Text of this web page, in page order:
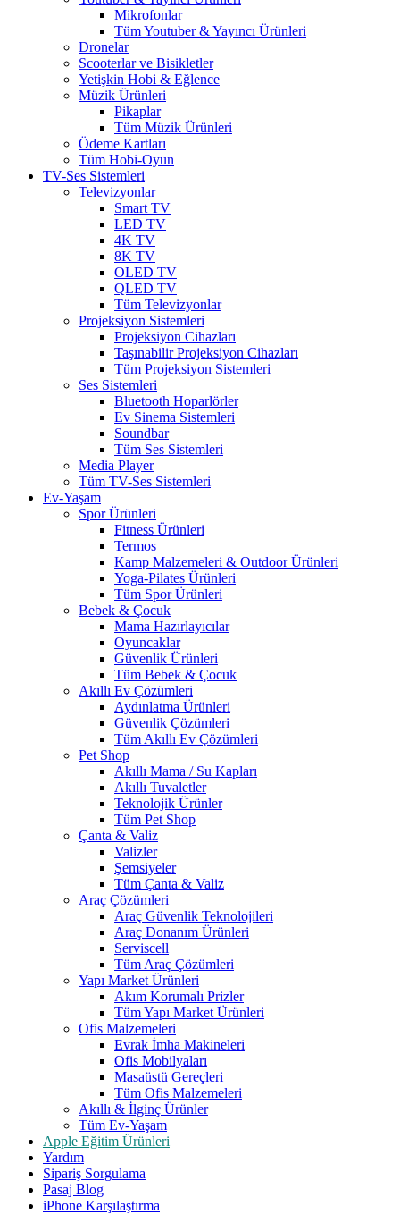
Mikrofonlar
Tüm Youtuber & Yayıncı Ürünleri
Dronelar
Scooterlar ve Bisikletler
Yetişkin Hobi & Eğlence
Müzik Ürünleri
Pikaplar
Tüm Müzik Ürünleri
Ödeme Kartları
Tüm Hobi-Oyun
TV-Ses Sistemleri
Televizyonlar
Smart TV
LED TV
4K TV
8K TV
OLED TV
QLED TV
Tüm Televizyonlar
Projeksiyon Sistemleri
Projeksiyon Cihazları
Taşınabilir Projeksiyon Cihazları
Tüm Projeksiyon Sistemleri
Ses Sistemleri
Bluetooth Hoparlörler
Ev Sinema Sistemleri
Soundbar
Tüm Ses Sistemleri
Media Player
Tüm TV-Ses Sistemleri
Ev-Yaşam
Spor Ürünleri
Fitness Ürünleri
Termos
Kamp Malzemeleri & Outdoor Ürünleri
Yoga-Pilates Ürünleri
Tüm Spor Ürünleri
Bebek & Çocuk
Mama Hazırlayıcılar
Oyuncaklar
Güvenlik Ürünleri
Tüm Bebek & Çocuk
Akıllı Ev Çözümleri
Aydınlatma Ürünleri
Güvenlik Çözümleri
Tüm Akıllı Ev Çözümleri
Pet Shop
Akıllı Mama / Su Kapları
Akıllı Tuvaletler
Teknolojik Ürünler
Tüm Pet Shop
Çanta & Valiz
Valizler
Şemsiyeler
Tüm Çanta & Valiz
Araç Çözümleri
Araç Güvenlik Teknolojileri
Araç Donanım Ürünleri
Serviscell
Tüm Araç Çözümleri
Yapı Market Ürünleri
Akım Korumalı Prizler
Tüm Yapı Market Ürünleri
Ofis Malzemeleri
Evrak İmha Makineleri
Ofis Mobilyaları
Masaüstü Gereçleri
Tüm Ofis Malzemeleri
Akıllı & İlginç Ürünler
Tüm Ev-Yaşam
Apple Eğitim Ürünleri
Yardım
Sipariş Sorgulama
Pasaj Blog
iPhone Karşılaştırma